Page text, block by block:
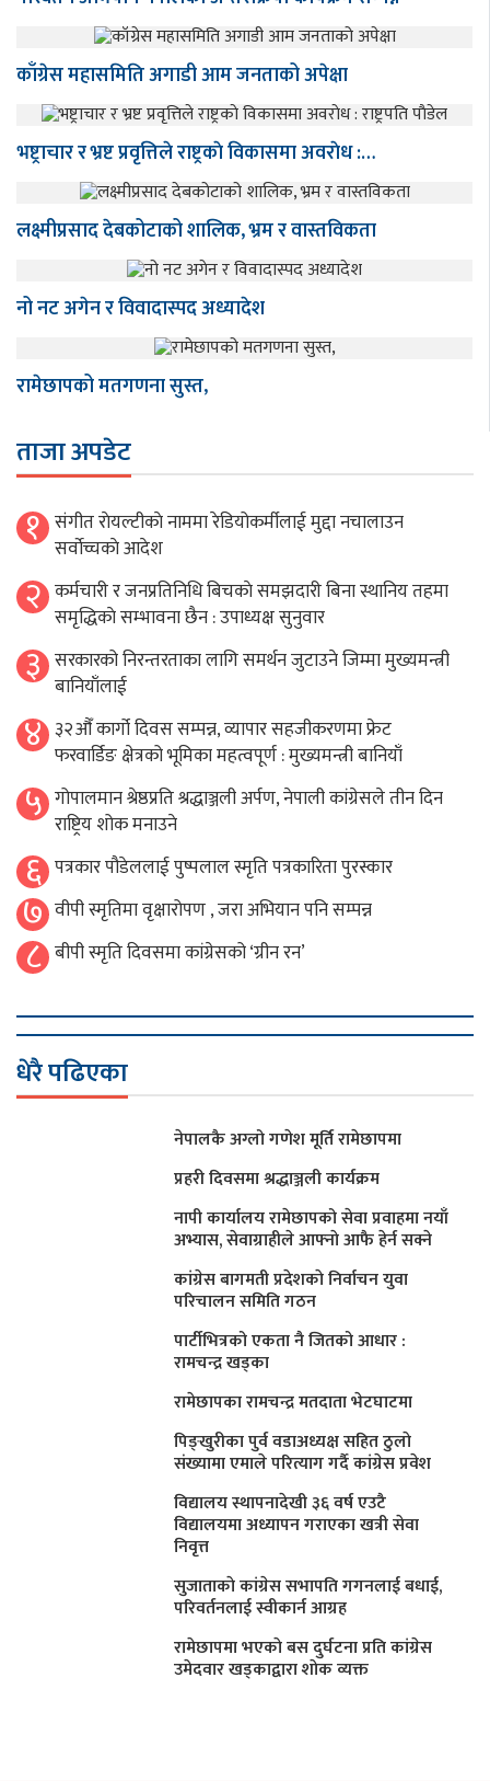
काँग्रेस महासमिति अगाडी आम जनताको अपेक्षा
भष्ट्राचार र भ्रष्ट प्रवृत्तिले राष्ट्रकाे विकासमा अवराेध :…
लक्ष्मीप्रसाद देबकोटाको शालिक, भ्रम र वास्तविकता
नो नट अगेन र विवादास्पद अध्यादेश
रामेछापको मतगणना सुस्त,
ताजा अपडेट
१ संगीत राेयल्टीकाे नाममा रेडियोकर्मीलाई मुद्दा नचालाउन
सर्वाेच्चकाे आदेश
२ कर्मचारी र जनप्रतिनिधि बिचकाे समझदारी बिना स्थानिय तहमा
समृद्धिकाे सम्भावना छैन : उपाध्यक्ष सुनुवार
३ सरकारको निरन्तरताका लागि समर्थन जुटाउने जिम्मा मुख्यमन्त्री
बानियाँलाई
४ ३२औँ कार्गो दिवस सम्पन्न, व्यापार सहजीकरणमा फ्रेट
फरवार्डिङ क्षेत्रको भूमिका महत्वपूर्ण : मुख्यमन्त्री बानियाँ
५ गोपालमान श्रेष्ठप्रति श्रद्धाञ्जली अर्पण, नेपाली कांग्रेसले तीन दिन
राष्ट्रिय शोक मनाउने
६ पत्रकार पौडेललाई पुष्पलाल स्मृति पत्रकारिता पुरस्कार
७ वीपी स्मृतिमा वृक्षारोपण , जरा अभियान पनि सम्पन्न
८ बीपी स्मृति दिवसमा कांग्रेसको ‘ग्रीन रन’
धेरै पढिएका
नेपालकै अग्लो गणेश मूर्ति रामेछापमा
प्रहरी दिवसमा श्रद्धाञ्जली कार्यक्रम
नापी कार्यालय रामेछापको सेवा प्रवाहमा नयाँ
अभ्यास, सेवाग्राहीले आफ्नाे आफै हेर्न सक्ने
कांग्रेस बागमती प्रदेशकाे निर्वाचन युवा
परिचालन समिति गठन
पार्टीभित्रको एकता नै जितको आधार :
रामचन्द्र खड्का
रामेछापका रामचन्द्र मतदाता भेटघाटमा
पिङ्खुरीका पुर्व वडाअध्यक्ष सहित ठुलाे
संख्यामा एमाले परित्याग गर्दै कांग्रेस प्रवेश
विद्यालय स्थापनादेखी ३६ वर्ष एउटै
विद्यालयमा अध्यापन गराएका खत्री सेवा
निवृत्त
सुजाताकाे कांग्रेस सभापति गगनलाई बधाई,
परिवर्तनलाई स्वीकार्न आग्रह
रामेछापमा भएकाे बस दुर्घटना प्रति कांग्रेस
उमेदवार खड्काद्वारा शाेक व्यक्त